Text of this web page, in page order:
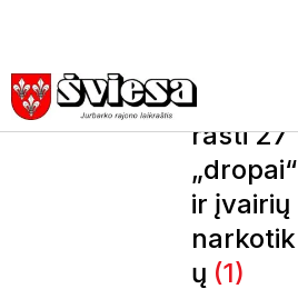
ais –
rasti 27
„dropai“
ir įvairių
narkotik
ų (1)